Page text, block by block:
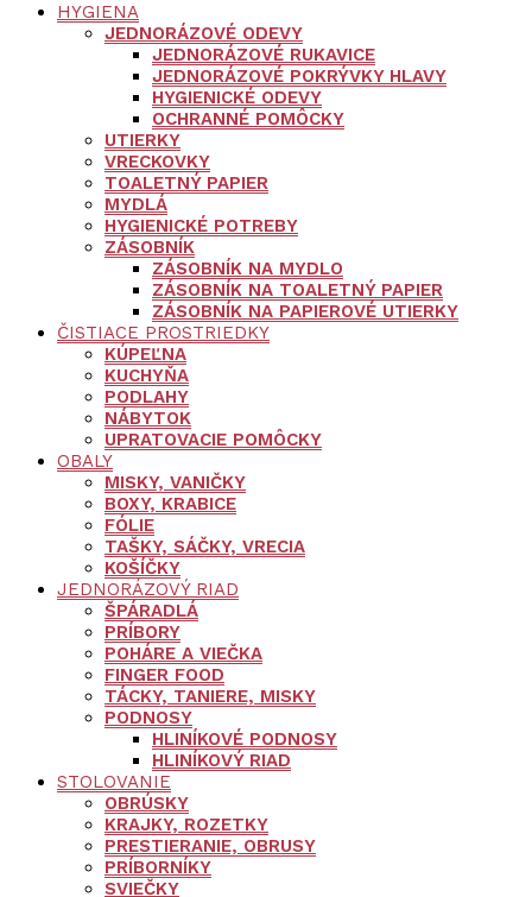
HYGIENA
JEDNORÁZOVÉ ODEVY
JEDNORÁZOVÉ RUKAVICE
JEDNORÁZOVÉ POKRÝVKY HLAVY
HYGIENICKÉ ODEVY
OCHRANNÉ POMÔCKY
UTIERKY
VRECKOVKY
TOALETNÝ PAPIER
MYDLÁ
HYGIENICKÉ POTREBY
ZÁSOBNÍK
ZÁSOBNÍK NA MYDLO
ZÁSOBNÍK NA TOALETNÝ PAPIER
ZÁSOBNÍK NA PAPIEROVÉ UTIERKY
ČISTIACE PROSTRIEDKY
KÚPEĽNA
KUCHYŇA
PODLAHY
NÁBYTOK
UPRATOVACIE POMÔCKY
OBALY
MISKY, VANIČKY
BOXY, KRABICE
FÓLIE
TAŠKY, SÁČKY, VRECIA
KOŠÍČKY
JEDNORÁZOVÝ RIAD
ŠPÁRADLÁ
PRÍBORY
POHÁRE A VIEČKA
FINGER FOOD
TÁCKY, TANIERE, MISKY
PODNOSY
HLINÍKOVÉ PODNOSY
HLINÍKOVÝ RIAD
STOLOVANIE
OBRÚSKY
KRAJKY, ROZETKY
PRESTIERANIE, OBRUSY
PRÍBORNÍKY
SVIEČKY